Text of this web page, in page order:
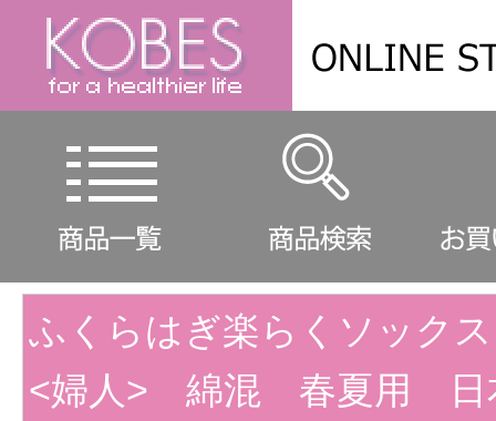
ふくらはぎ楽らくソックス
<婦人> 綿混 春夏用 日